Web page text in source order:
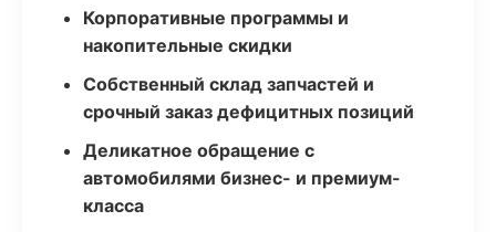
Корпоративные программы и
накопительные скидки
Собственный склад запчастей и
срочный заказ дефицитных позиций
Деликатное обращение с
автомобилями бизнес- и премиум-
класса